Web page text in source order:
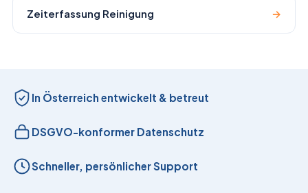
Zeiterfassung Reinigung →
In Österreich entwickelt & betreut
DSGVO-konformer Datenschutz
Schneller, persönlicher Support